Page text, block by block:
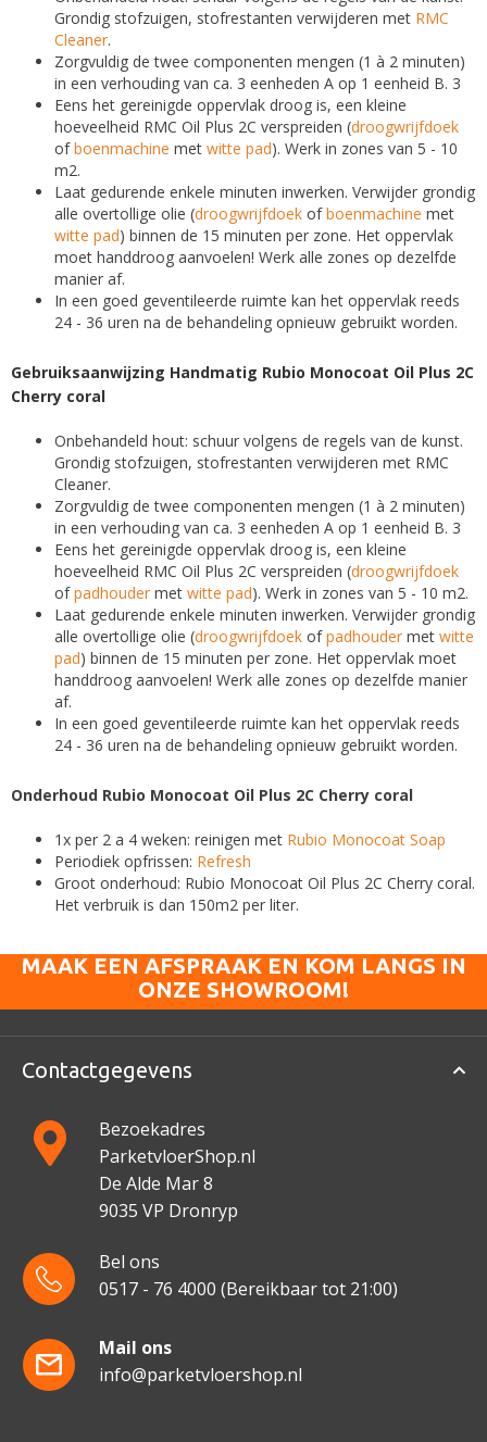
Grondig stofzuigen, stofrestanten verwijderen met RMC
Cleaner.
Zorgvuldig de twee componenten mengen (1 à 2 minuten)
in een verhouding van ca. 3 eenheden A op 1 eenheid B. 3
Eens het gereinigde oppervlak droog is, een kleine
hoeveelheid RMC Oil Plus 2C verspreiden (droogwrijfdoek
ofboenmachine met witte pad). Werk in zones van 5 - 10
m2.
Laat gedurende enkele minuten inwerken. Verwijder grondig
alle overtollige olie (droogwrijfdoek ofboenmachine met
witte pad) binnen de 15 minuten per zone. Het oppervlak
moet handdroog aanvoelen! Werk alle zones op dezelfde
manier af.
In een goed geventileerde ruimte kan het oppervlak reeds
24 - 36 uren na de behandeling opnieuw gebruikt worden.
Gebruiksaanwijzing Handmatig Rubio Monocoat Oil Plus 2C
Cherry coral
Onbehandeld hout: schuur volgens de regels van de kunst.
Grondig stofzuigen, stofrestanten verwijderen met RMC
Cleaner.
Zorgvuldig de twee componenten mengen (1 à 2 minuten)
in een verhouding van ca. 3 eenheden A op 1 eenheid B. 3
Eens het gereinigde oppervlak droog is, een kleine
hoeveelheid RMC Oil Plus 2C verspreiden (droogwrijfdoek
ofpadhouder met witte pad). Werk in zones van 5 - 10 m2.
Laat gedurende enkele minuten inwerken. Verwijder grondig
alle overtollige olie (droogwrijfdoek ofpadhouder met witte
pad) binnen de 15 minuten per zone. Het oppervlak moet
handdroog aanvoelen! Werk alle zones op dezelfde manier
af.
In een goed geventileerde ruimte kan het oppervlak reeds
24 - 36 uren na de behandeling opnieuw gebruikt worden.
Onderhoud Rubio Monocoat Oil Plus 2C Cherry coral
1x per 2 a 4 weken: reinigen met Rubio Monocoat Soap
Periodiek opfrissen: Refresh
Groot onderhoud: Rubio Monocoat Oil Plus 2C Cherry coral.
Het verbruik is dan 150m2 per liter.
MAAK EEN AFSPRAAK EN KOM LANGS IN
ONZE SHOWROOM!
Contactgegevens
Bezoekadres
ParketvloerShop.nl
De Alde Mar 8
9035 VP Dronryp
Bel ons
0517 - 76 4000 (Bereikbaar tot 21:00)
Mail ons
info@parketvloershop.nl